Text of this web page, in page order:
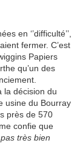
en ‘’difficulté’’,
fermer. C’est
Papiers
qu’un des
la décision du
usine du Bourray
près de 570
confie que
pas très bien